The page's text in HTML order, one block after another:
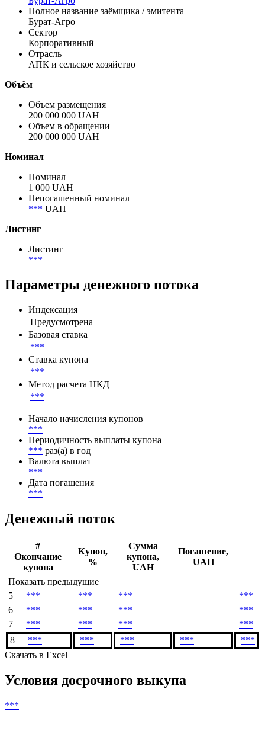
Полное название заёмщика / эмитента
Бурат-Агро
Сектор
Корпоративный
Отрасль
АПК и сельское хозяйство
Объём
Объем размещения
200 000 000 UAH
Объем в обращении
200 000 000 UAH
Номинал
Номинал
1 000 UAH
Непогашенный номинал
*** UAH
Листинг
Листинг
***
Параметры денежного потока
Индексация
Предусмотрена
Базовая ставка
***
Ставка купона
***
Метод расчета НКД
***
Начало начисления купонов
***
Периодичность выплаты купона
*** раз(а) в год
Валюта выплат
***
Дата погашения
***
Денежный поток
#
Окончание
купона
Купон,
%
Сумма
купона,
UAH
Погашение,
UAH
Показать предыдущие
5
*** *** ***
***
6
*** *** ***
***
7
*** *** ***
***
8
*** *** *** ***
***
Скачать в Excel
Условия досрочного выкупа
***